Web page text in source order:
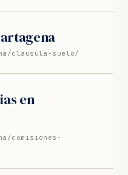
clausula-suelo/
en
comisiones-